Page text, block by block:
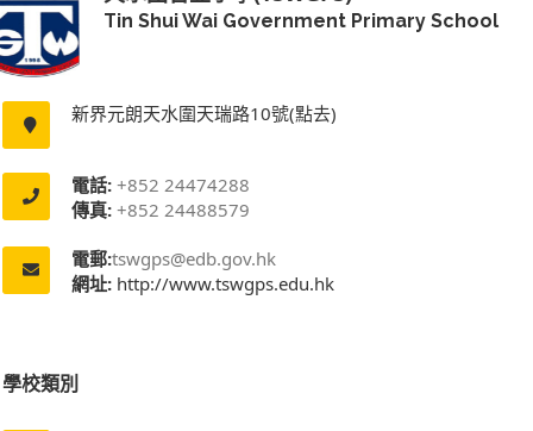
Tin Shui Wai Government Primary School
新界元朗天水圍天瑞路10號(點去)
電話: +852 24474288
傳真: +852 24488579
電郵:tswgps@edb.gov.hk
網址: http://www.tswgps.edu.hk
學校類別